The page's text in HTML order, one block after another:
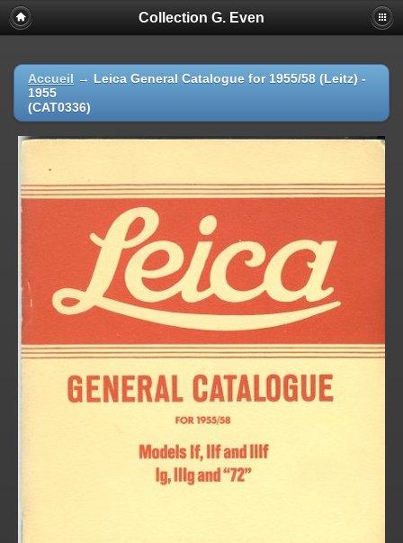
Collection G. Even
Accueil → Leica General Catalogue for 1955/58 (Leitz) -
1955
(CAT0336)